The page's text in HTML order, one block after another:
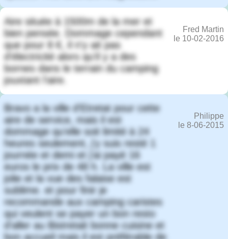
Aire située à 1500m de la mer et
bien pensée. Dommage cependant
que pour 8 €, il n'y ait pas
d'électricité alors qu'il y a des
bornes dans le terrain du camping
jouxtant l'aire.
Fred Martin
le 10-02-2016
Bravo a la ville d'Etretat pour cette
aire de service, mais il est
dommage qu'elle soit limité à 24
heures seulement, j'y suis resté 1
journée et demi et j'ai payé 16
euros le prix de 48 h. La ville est
jolie et la vue des falaise est
sublime. et pour finir je
recommande aux camping caristes
qui veulent se payer un bon resto
d'aller au Bistretait bonne cuisine et
Philippe
le 8-06-2015